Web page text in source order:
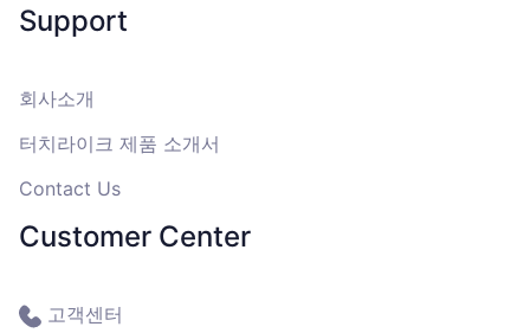
Support
회사소개
터치라이크 제품 소개서
Contact Us
Customer Center
고객센터